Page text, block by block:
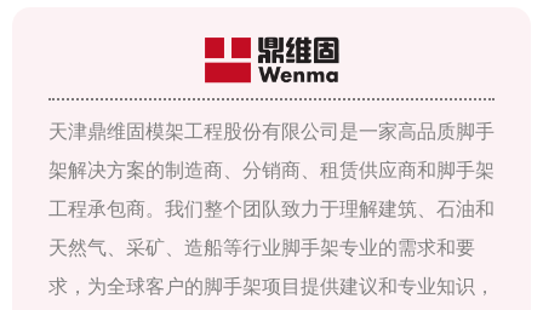
天津鼎维固模架工程股份有限公司是一家高品质脚手
架解决方案的制造商、分销商、租赁供应商和脚手架
工程承包商。我们整个团队致力于理解建筑、石油和
天然气、采矿、造船等行业脚手架专业的需求和要
求，为全球客户的脚手架项目提供建议和专业知识，